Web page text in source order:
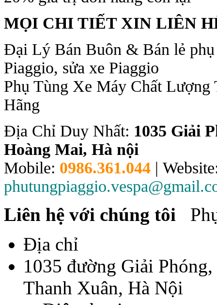
MỌI CHI TIẾT XIN LIÊN
Đại Lý Bán Buôn & Bán lẻ phụ
Piaggio, sửa xe Piaggio
Phụ Tùng Xe Máy Chất
Hãng
Địa Chỉ Duy Nhất: 1035 Giải
Hoàng Mai, Hà nội
Mobile: 0986.361.044 |
Liên hệ với chúng tôi
Địa chỉ
1035 đường Giải
Thanh Xuân, Hà Nội